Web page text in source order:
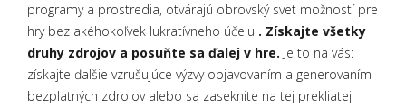
programy a prostredia, otvárajú obrovský svet možností pre
hry bez akéhokoľvek lukratívneho účelu . Získajte všetky
druhy zdrojov a posuňte sa ďalej v hre. Je to na vás:
získajte ďalšie vzrušujúce výzvy objavovaním a generovaním
bezplatných zdrojov alebo sa zaseknite na tej prekliatej